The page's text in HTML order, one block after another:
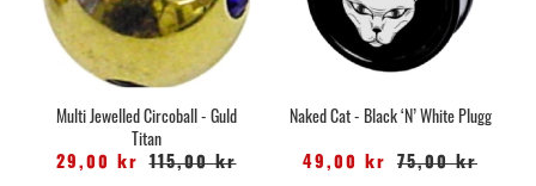
Multi Jewelled Circoball - Guld
Titan
29,00 kr 115,00 kr
Naked Cat - Black ‘N’ White Plugg
49,00 kr 75,00 kr